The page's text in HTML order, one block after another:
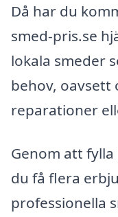
Då har du
smed-pris.se
lokala smeder
behov, oavsett
reparationer
Genom att
du få flera
professionella